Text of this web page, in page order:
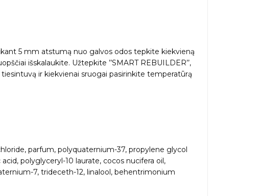
5 mm atstumą nuo galvos odos tepkite kiekvieną
išskalaukite. Užtepkite ’’SMART REBUILDER’’,
ir kiekvienai sruogai pasirinkite temperatūrą
parfum, polyquaternium-37, propylene glycol
polyglyceryl-10 laurate, cocos nucifera oil,
7, trideceth-12, linalool, behentrimonium